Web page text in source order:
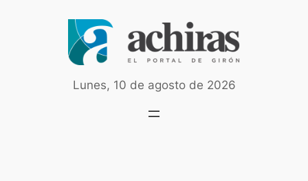
Lunes, 10 de agosto de 2026